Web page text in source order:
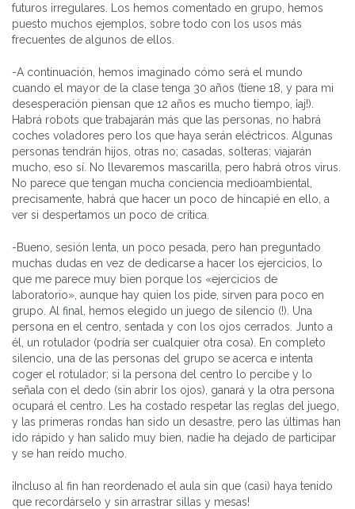
futuros irregulares. Los hemos comentado en grupo, hemos
puesto muchos ejemplos, sobre todo con los usos más
frecuentes de algunos de ellos.
-A continuación, hemos imaginado cómo será el mundo
cuando el mayor de la clase tenga 30 años (tiene 18, y para mi
desesperación piensan que 12 años es mucho tiempo, ¡aj!).
Habrá robots que trabajarán más que las personas, no habrá
coches voladores pero los que haya serán eléctricos. Algunas
personas tendrán hijos, otras no; casadas, solteras; viajarán
mucho, eso sí. No llevaremos mascarilla, pero habrá otros virus.
No parece que tengan mucha conciencia medioambiental,
precisamente, habrá que hacer un poco de hincapié en ello, a
ver si despertamos un poco de crítica.
-Bueno, sesión lenta, un poco pesada, pero han preguntado
muchas dudas en vez de dedicarse a hacer los ejercicios, lo
que me parece muy bien porque los «ejercicios de
laboratorio», aunque hay quien los pide, sirven para poco en
grupo. Al final, hemos elegido un juego de silencio (!). Una
persona en el centro, sentada y con los ojos cerrados. Junto a
él, un rotulador (podría ser cualquier otra cosa). En completo
silencio, una de las personas del grupo se acerca e intenta
coger el rotulador; si la persona del centro lo percibe y lo
señala con el dedo (sin abrir los ojos), ganará y la otra persona
ocupará el centro. Les ha costado respetar las reglas del juego,
y las primeras rondas han sido un desastre, pero las últimas han
ido rápido y han salido muy bien, nadie ha dejado de participar
y se han reído mucho.
¡Incluso al fin han reordenado el aula sin que (casi) haya tenido
que recordárselo y sin arrastrar sillas y mesas!